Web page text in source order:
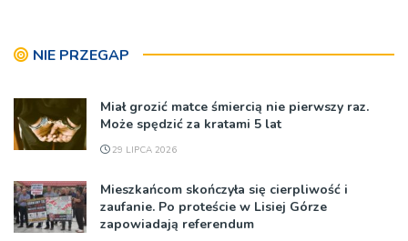
NIE PRZEGAP
Miał grozić matce śmiercią nie pierwszy raz.
Może spędzić za kratami 5 lat
29 LIPCA 2026
Mieszkańcom skończyła się cierpliwość i
zaufanie. Po proteście w Lisiej Górze
zapowiadają referendum